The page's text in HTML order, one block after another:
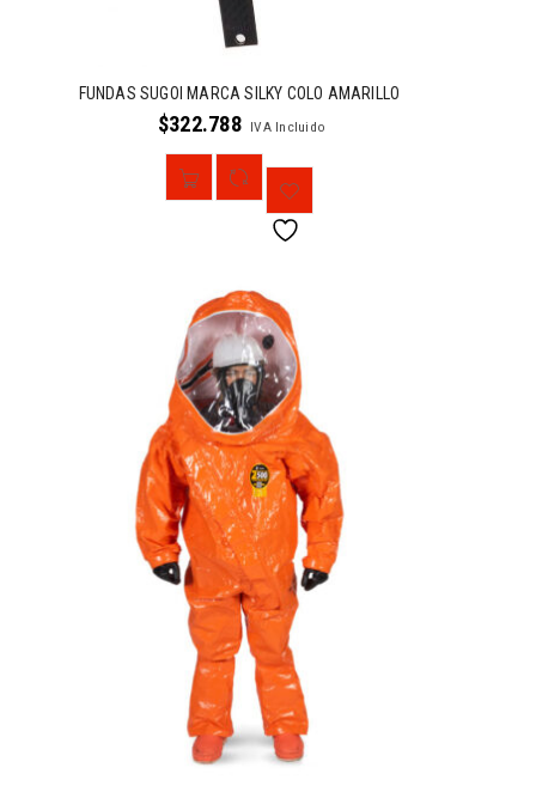
FUNDAS SUGOI MARCA SILKY COLO AMARILLO
$322.788 IVA Incluido